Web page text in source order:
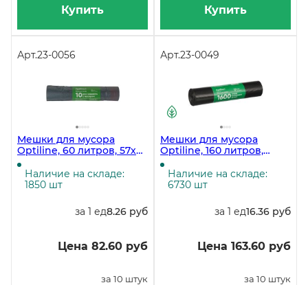
Купить Купить
Арт.23-0056
Мешки для мусора
Optiline, 60 литров, 57х78
см, 25 мкм, ПВД, черные
с завязками, 10 штук
Наличие на складе:
1850 шт
за 1 ед8.26 руб
Цена 82.60 руб
за 10 штук
Арт.23-0049
Мешки для мусора
Optiline, 160 литров,
90х110 см, 35 мкм, в
рулоне 10 штук
Наличие на складе:
6730 шт
за 1 ед16.36 руб
Цена 163.60 руб
за 10 штук